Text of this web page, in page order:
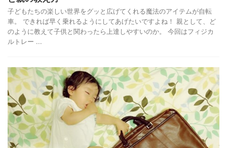
子どもたちの楽しい世界をグッと広げてくれる魔法のアイテムが自転
車。 できれば早く乗れるようにしてあげたいですよね！ 親として、ど
のように教えて子供と関わったら上達しやすいのか。 今回はフィジカ
ルトレー ...